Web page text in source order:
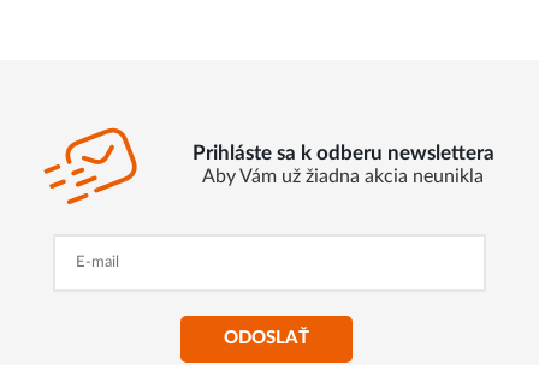
Prihláste sa k odberu newslettera
Aby Vám už žiadna akcia neunikla
ODOSLAŤ